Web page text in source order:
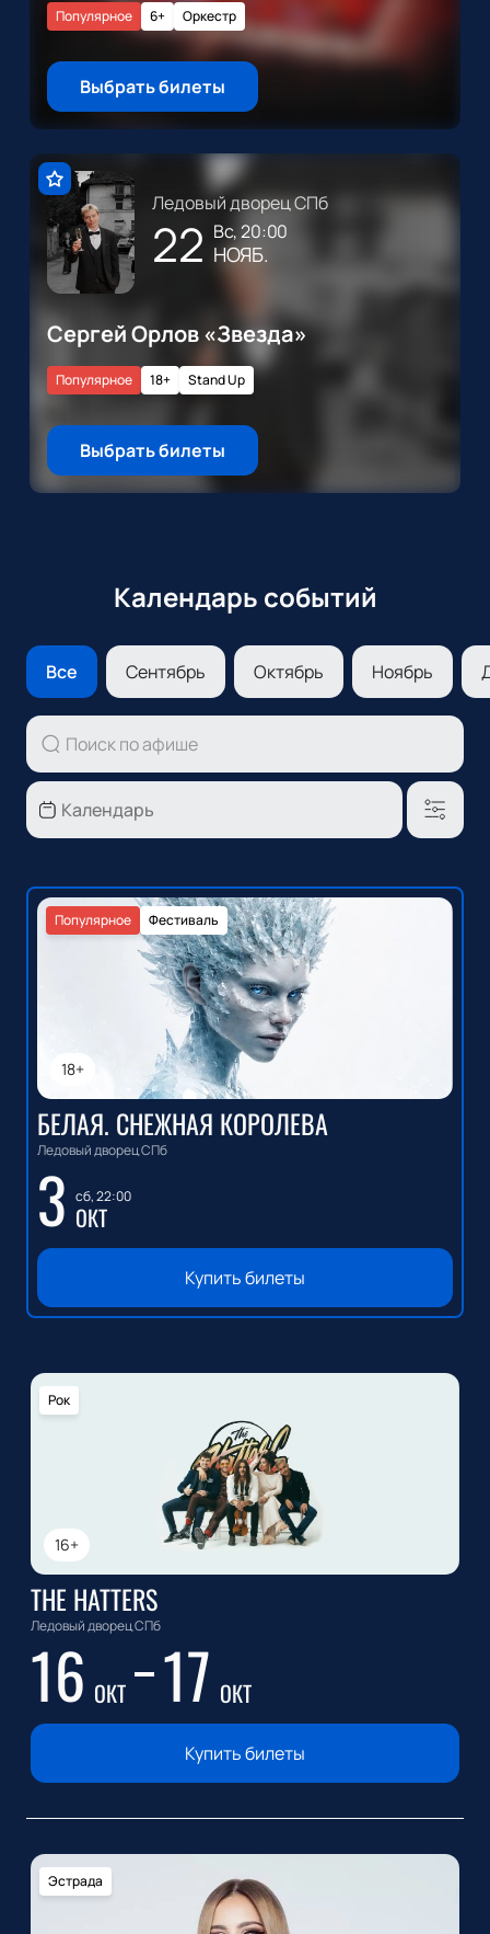
6+ Оркестр
Популярное
Выбрать билеты
Ледовый дворец СПб
22 вс, 20:00
НОЯБ.
Сергей Орлов «Звезда»
18+ Stand Up
Популярное
Выбрать билеты
Календарь событий
Все Сентябрь Октябрь Ноябрь
18+
Фестиваль
Популярное
БЕЛАЯ. СНЕЖНАЯ КОРОЛЕВА
Ледовый дворец СПб
3 сб, 22:00
ОКТ
Купить билеты
16+
Рок
THE HATTERS
Ледовый дворец СПб
16 ОКТ 17 ОКТ
Купить билеты
Эстрада